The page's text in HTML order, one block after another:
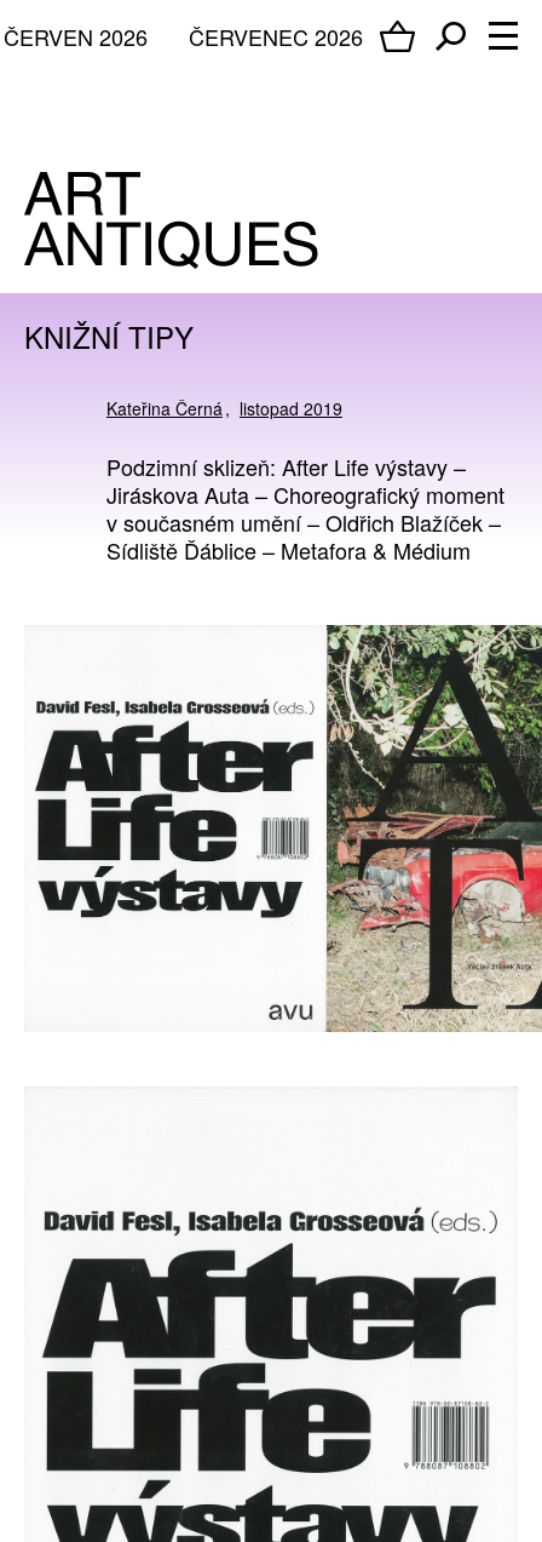
ČERVENEC 2026
ČERVEN 2026
KNIŽNÍ TIPY
Kateřina Černá listopad 2019
Podzimní sklizeň: After Life výstavy –
Jiráskova Auta – Choreografický moment
v současném umění – Oldřich Blažíček –
Sídliště Ďáblice – Metafora & Médium